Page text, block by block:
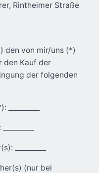
Rintheimer Straße
den von mir/uns (*)
den Kauf der
der folgenden
_________
(nur bei